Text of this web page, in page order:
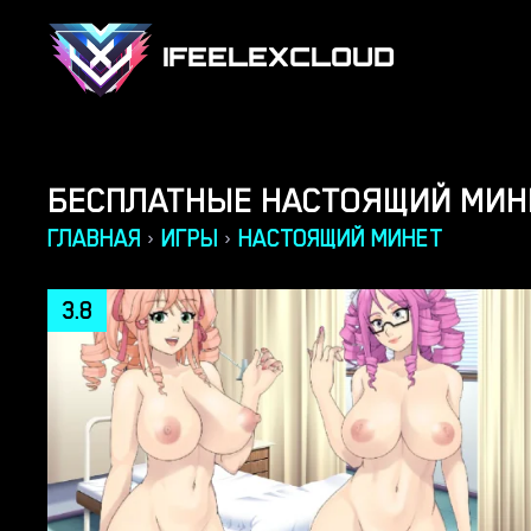
IFEELEXCLOUD
БЕСПЛАТНЫЕ НАСТОЯЩИЙ
ГЛАВНАЯ › ИГРЫ › НАСТОЯЩИЙ МИНЕТ
3.8